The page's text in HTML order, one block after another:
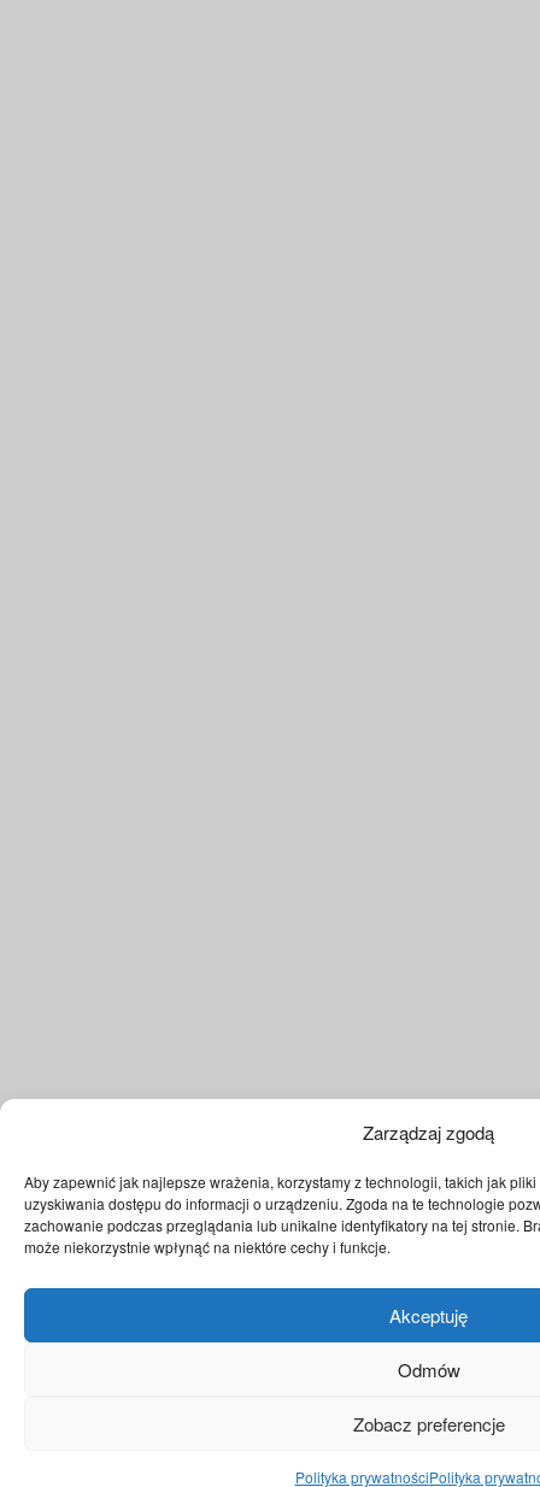
Zarządzaj zgodą
Aby zapewnić jak najlepsze wrażenia, korzystamy z technologii, takich jak
uzyskiwania dostępu do informacji o urządzeniu. Zgoda na te technologie
zachowanie podczas przeglądania lub unikalne identyfikatory na tej stronie.
może niekorzystnie wpłynąć na niektóre cechy i funkcje.
Akceptuję
Odmów
Zobacz preferencje
Polityka prywatnościPolityka